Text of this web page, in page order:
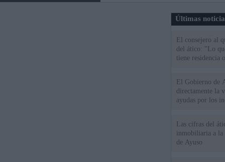
Últimas
El consejero al
del ático: "Lo
tiene residencia
El Gobierno de
directamente la
ayudas por los
Las cifras del
inmobiliaria a la
de Ayuso